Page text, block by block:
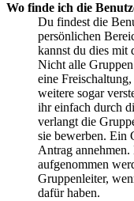
Wo finde ich die
Du findest die
persönlichen
kannst du dies mit
Nicht alle
eine
weitere sogar
ihr einfach durch
verlangt die
sie bewerben. Ein
Antrag
aufgenommen
Gruppenleiter,
dafür haben.